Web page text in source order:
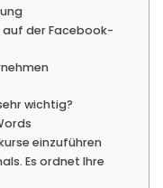
auf der Facebook-
wichtig?
einzuführen
Es ordnet Ihre